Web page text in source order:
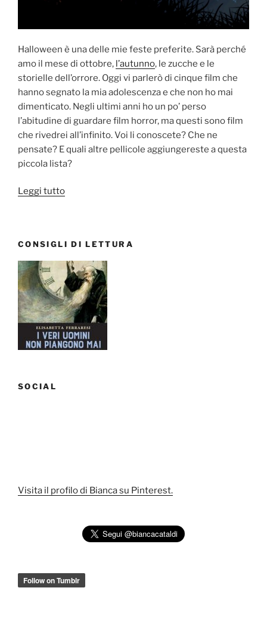
Halloween è una delle mie feste preferite. Sarà perché
amo il mese di ottobre, l’autunno, le zucche e le
storielle dell’orrore. Oggi vi parlerò di cinque film che
hanno segnato la mia adolescenza e che non ho mai
dimenticato. Negli ultimi anni ho un po’ perso
l’abitudine di guardare film horror, ma questi sono film
che rivedrei all’infinito. Voi li conoscete? Che ne
pensate? E quali altre pellicole aggiungereste a questa
piccola lista?
Leggi tutto“Speciale
dell’orrore
da
(ri)vedere
il
31
ottobre”
CONSIGLI DI LETTURA
SOCIAL
Visita il profilo di Bianca su Pinterest.